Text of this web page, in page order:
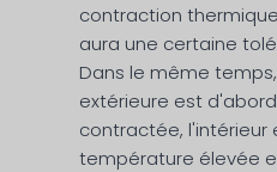
contraction
aura une certaine
Dans le même
extérieure est
contractée, l'intérieur
température élevée